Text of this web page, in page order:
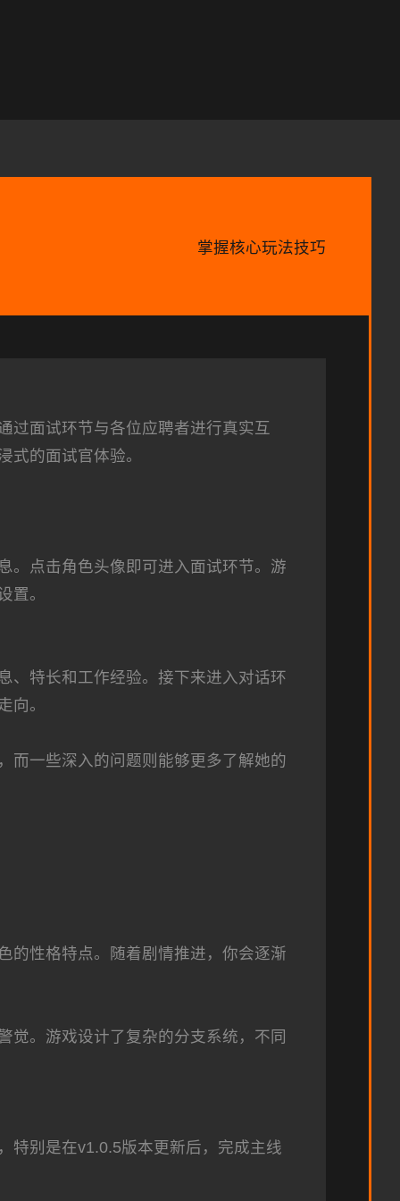
掌握核心玩法技巧
过面试环节与各位应聘者进行真实互
的面试官体验。
。点击角色头像即可进入面试环节。游
置。
、特长和工作经验。接下来进入对话环
向。
而一些深入的问题则能够更多了解她的
的性格特点。随着剧情推进，你会逐渐
觉。游戏设计了复杂的分支系统，不同
特别是在v1.0.5版本更新后，完成主线